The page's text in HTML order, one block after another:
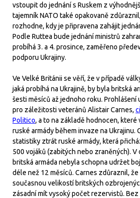
vstoupit do jednání s Ruskem z
tajemník NATO také opakovaně
rozhodne, kdy je připravena zahájit
Podle Ruttea bude jednání ministrů
probíhá 3. a 4. prosince, zaměřeno
podporu Ukrajiny.
Ve Velké Británii se věří, že v případě
jaká probíhá na Ukrajině, by byla britská
šesti měsíců až jednoho roku.
pro záležitosti veteránů Alistair Carnes,
Politico, a to na základě hodnocen,
ruské armády během invaze na Ukrajinu.
statistiky ztrát ruské armády, která
500 vojáků (zabitých nebo zraněných).
britská armáda nebyla schopna udržet
déle než 12 měsíců. Carnes zdůraznil,
současnou velikostí britských
zásadní mít vysoký počet rezervistů. Bez